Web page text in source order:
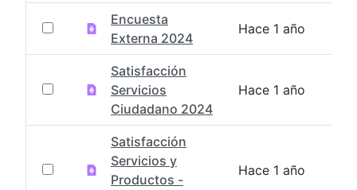
Encuesta
Externa 2024
Hace 1 año
Satisfacción
Servicios
Ciudadano 2024
Hace 1 año
Satisfacción
Servicios y
Productos -
Hace 1 año